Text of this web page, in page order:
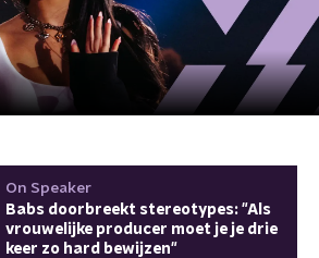
On Speaker
Babs doorbreekt stereotypes: "Als
vrouwelijke producer moet je je drie
keer zo hard bewijzen"